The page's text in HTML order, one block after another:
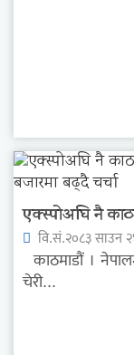
एक्स्पोअघि नै
वि.सं.२०८३ साउन
काठमाडौं ।
चेरी...